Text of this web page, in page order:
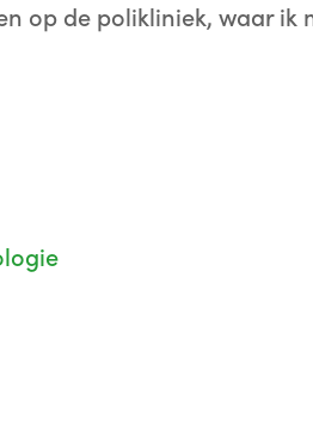
op de polikliniek, waar ik